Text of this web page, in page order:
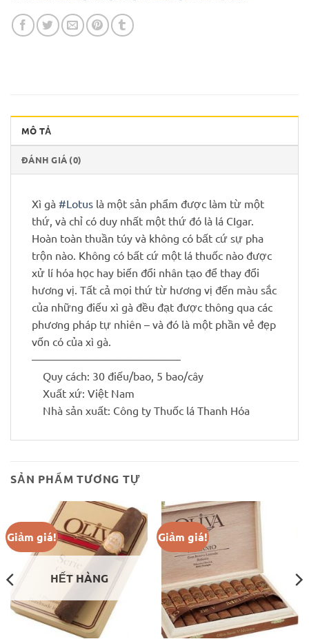
MÔ TẢ
ĐÁNH GIÁ (0)
Xì gà #Lotus là một sản phẩm được làm từ một
thứ, và chỉ có duy nhất một thứ đó là lá CIgar.
Hoàn toàn thuần túy và không có bất cứ sự pha
trộn nào. Không có bất cứ một lá thuốc nào được
xử lí hóa học hay biến đổi nhân tạo để thay đổi
hương vị. Tất cả mọi thứ từ hương vị đến màu sắc
của những điếu xì gà đều đạt được thông qua các
phương pháp tự nhiên – và đó là một phần vẻ đẹp
vốn có của xì gà.
—————————————–
Quy cách: 30 điếu/bao, 5 bao/cây
Xuất xứ: Việt Nam
Nhà sản xuất: Công ty Thuốc lá Thanh Hóa
SẢN PHẨM TƯƠNG TỰ
Giảm giá!
HẾT HÀNG
Giảm giá!